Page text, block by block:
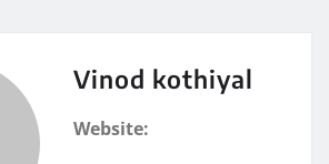
Vinod kothiyal
Website: